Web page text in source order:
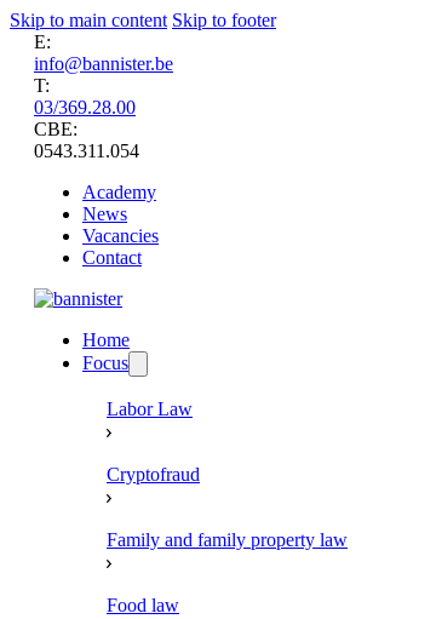
Skip to main content Skip to footer
E:
info@bannister.be
T:
03/369.28.00
CBE:
0543.311.054
Academy
News
Vacancies
Contact
Home
Focus
Labor Law
Cryptofraud
Family and family property law
Food law